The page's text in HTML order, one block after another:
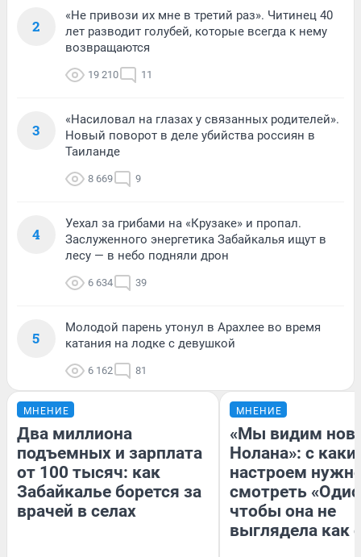
2
«Не привози их мне в третий раз». Читинец 40
лет разводит голубей, которые всегда к нему
возвращаются
19 210 11
3
«Насиловал на глазах у связанных родителей».
Новый поворот в деле убийства россиян в
Таиланде
8 669 9
4
Уехал за грибами на «Крузаке» и пропал.
Заслуженного энергетика Забайкалья ищут в
лесу — в небо подняли дрон
6 634 39
5
Молодой парень утонул в Арахлее во время
катания на лодке с девушкой
6 162 81
МНЕНИЕ
Два миллиона
подъемных и зарплата
от 100 тысяч: как
Забайкалье борется за
врачей в селах
МНЕНИЕ
«Мы видим
Нолана»: с
настроем
смотреть
чтобы она не
выглядела как